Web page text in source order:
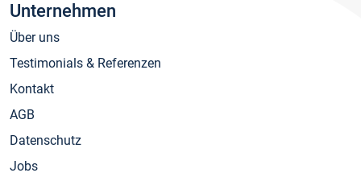
Unternehmen
Über uns
Testimonials & Referenzen
Kontakt
AGB
Datenschutz
Jobs